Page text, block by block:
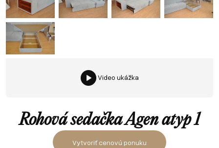
Video ukážka
Rohová sedačka Agen atyp 1
Vytvoriť cenovú ponuku